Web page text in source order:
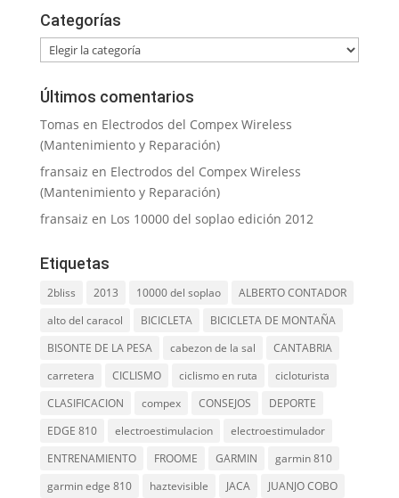
Categorías
Categorías
Últimos comentarios
Tomas en Electrodos del Compex Wireless
(Mantenimiento y Reparación)
fransaiz en Electrodos del Compex Wireless
(Mantenimiento y Reparación)
fransaiz en Los 10000 del soplao edición 2012
Etiquetas
2bliss 2013 10000 del soplao
ALBERTO CONTADOR
alto del caracol
BICICLETA
BICICLETA DE MONTAÑA
BISONTE DE LA PESA
cabezon de la sal
CANTABRIA
carretera
CICLISMO ciclismo en ruta
cicloturista
CLASIFICACION
compex CONSEJOS
DEPORTE
EDGE 810
electroestimulacion
electroestimulador
ENTRENAMIENTO
FROOME GARMIN
garmin 810
garmin edge 810
haztevisible JACA JUANJO COBO